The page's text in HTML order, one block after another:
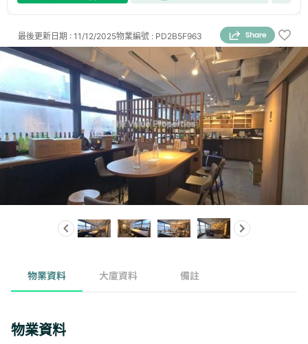
物業編號 : PD2B5F963
最後更新日期 : 11/12/2025
物業資料 大廈資料 備註
物業資料